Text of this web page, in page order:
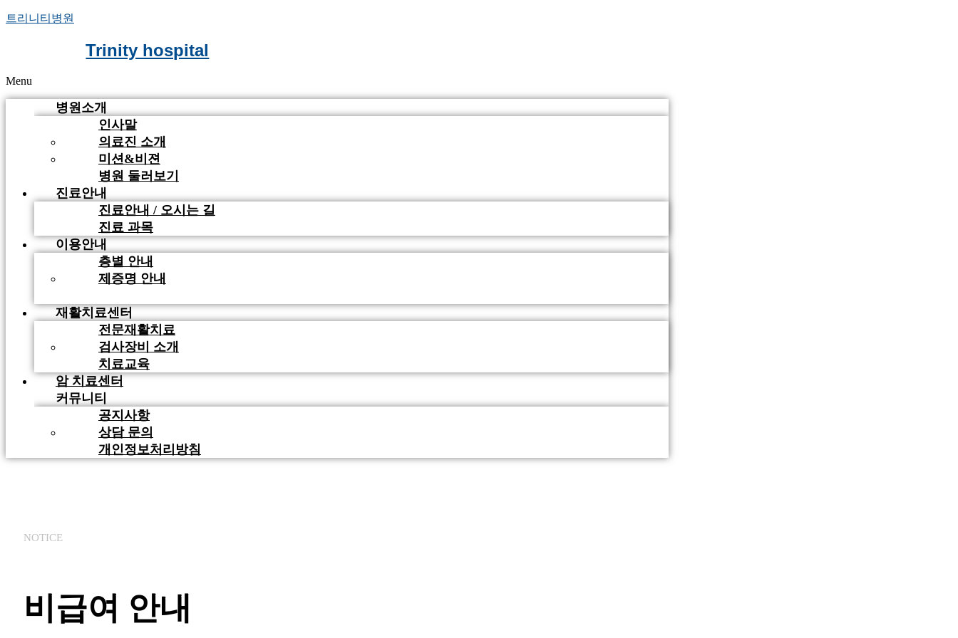
트리니티병원
Trinity hospital
Menu
병원소개
인사말
의료진 소개
미션&비젼
병원 둘러보기
진료안내
진료안내 / 오시는 길
진료 과목
이용안내
층별 안내
제증명 안내
재활치료센터
전문재활치료
검사장비 소개
치료교육
암 치료센터
커뮤니티
공지사항
상담 문의
개인정보처리방침
NOTICE
비급여 안내